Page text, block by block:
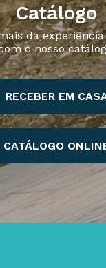
Catálogo
da
o nosso
RECEBER EM
CATÁLOGO